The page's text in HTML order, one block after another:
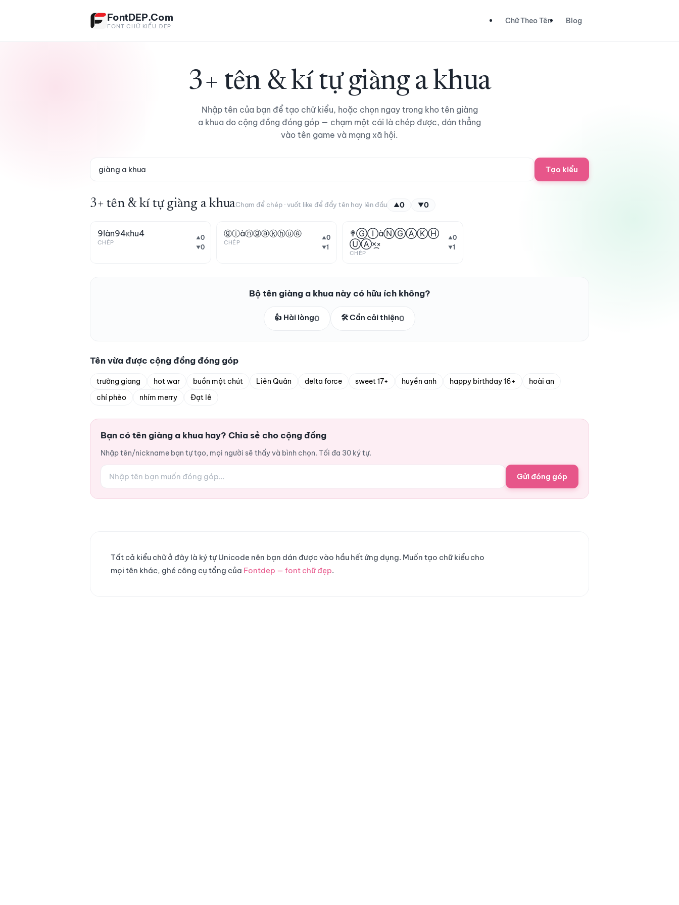
FontDEP.Com
FONT CHỮ KIỂU ĐẸP
Chữ Theo Tên Blog
3+ tên & kí tự giàng a khua
Nhập tên của bạn để tạo chữ kiểu, hoặc chọn ngay trong kho tên giàng
a khua do cộng đồng đóng góp — chạm một cái là chép được, dán thẳng
vào tên game và mạng xã hội.
Tạo kiểu
3+ tên & kí tự giàng a khuaChạm để chép · vuốt like để đẩy tên hay lên đầu ▲0 ▼0
9!àn94кhu4
CHÉP
▲0
▼0
ⓖⓘàⓝⓖⓐⓚⓗⓤⓐ
CHÉP
▲0
▼1
✟ⒼⒾàⓃⒼⒶⓀⒽ
ⓊⒶ×᷼×
CHÉP
▲0
▼1
Bộ tên giàng a khua này có hữu ích không?
👍 Hài lòng0 🛠️ Cần cải thiện0
Tên vừa được cộng đồng đóng góp
trường giang hot war buồn một chút Liên Quân delta force sweet 17+ huyền anh happy birthday 16+
hoài an
chí phèo
nhím merry Đạt lê
Bạn có tên giàng a khua hay? Chia sẻ cho cộng đồng
Nhập tên/nickname bạn tự tạo, mọi người sẽ thấy và bình chọn. Tối đa 30 ký tự.
Gửi đóng góp
Tất cả kiểu chữ ở đây là ký tự Unicode nên bạn dán được vào hầu hết ứng dụng. Muốn tạo chữ kiểu cho
mọi tên khác, ghé công cụ tổng của Fontdep — font chữ đẹp.